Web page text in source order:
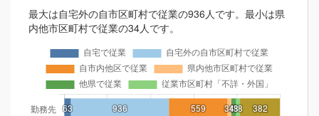
最大は自宅外の自市区町村で従業の936人です。最小は県
内他市区町村で従業の34人です。